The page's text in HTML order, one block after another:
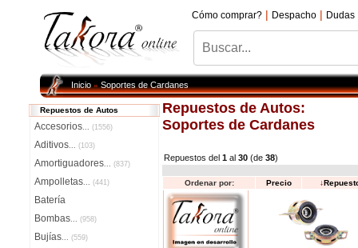
Cómo comprar? | Despacho | Dudas
Inicio»Soportes de Cardanes
Repuestos de Autos
Accesorios... (1556)
Aditivos... (103)
Amortiguadores... (837)
Ampolletas... (441)
Batería
Bombas... (958)
Bujías... (559)
Repuestos de Autos:
Soportes de Cardanes
Repuestos del 1 al 30 (de 38)
Ordenar por: Precio ↓